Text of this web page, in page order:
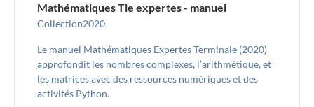
Mathématiques Tle expertes - manuel
Collection2020
Le manuel Mathématiques Expertes Terminale (2020)
approfondit les nombres complexes, l’arithmétique, et
les matrices avec des ressources numériques et des
activités Python.